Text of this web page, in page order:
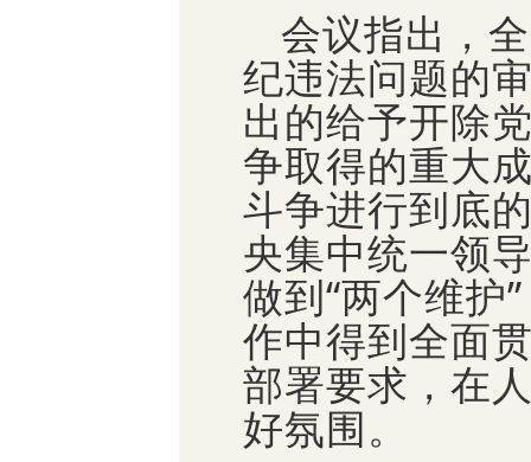
会议指出，
纪违法问题的
出的给予开除
争取得的重大
斗争进行到底
央集中统一领
做到“两个维护
作中得到全面
部署要求，在
好氛围。